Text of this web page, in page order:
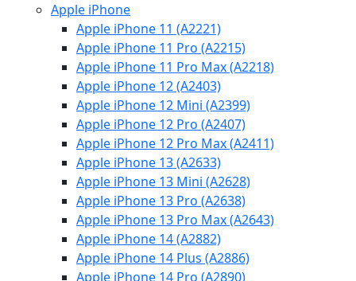
Apple iPhone
Apple iPhone 11 (A2221)
Apple iPhone 11 Pro (A2215)
Apple iPhone 11 Pro Max (A2218)
Apple iPhone 12 (A2403)
Apple iPhone 12 Mini (A2399)
Apple iPhone 12 Pro (A2407)
Apple iPhone 12 Pro Max (A2411)
Apple iPhone 13 (A2633)
Apple iPhone 13 Mini (A2628)
Apple iPhone 13 Pro (A2638)
Apple iPhone 13 Pro Max (A2643)
Apple iPhone 14 (A2882)
Apple iPhone 14 Plus (A2886)
Apple iPhone 14 Pro (A2890)